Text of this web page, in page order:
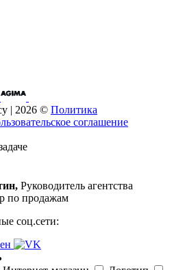
| 2026 © Политика
соглашение
Руководитель агентства
по продажам
соц.сети: